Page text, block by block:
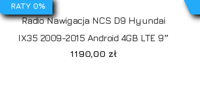
RATY 0%
Radio Nawigacja NCS D9 Hyundai
IX35 2009-2015 Android 4GB LTE 9″
1190,00 zł